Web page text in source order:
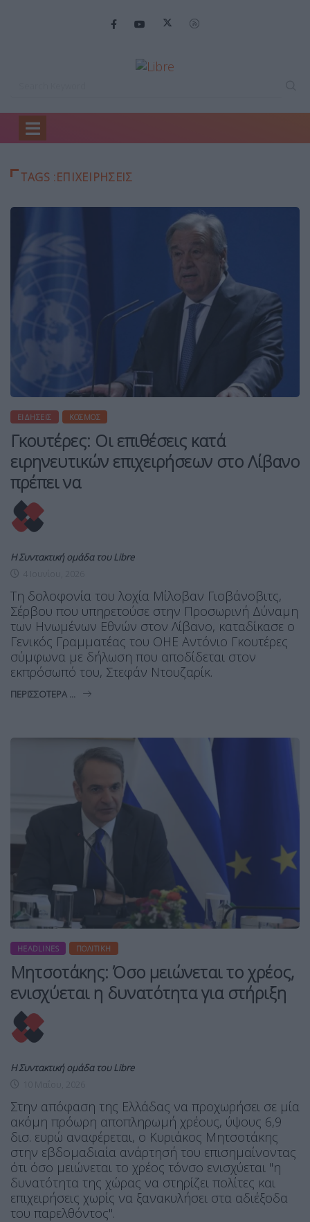
Home
TAGS :ΕΠΙΧΕΙΡΗΣΕΙΣ
ΕΙΔΉΣΕΙΣ ΚΌΣΜΟΣ
Γκουτέρες: Οι επιθέσεις κατά
ειρηνευτικών επιχειρήσεων στο Λίβανο
πρέπει να
Η Συντακτική ομάδα του Libre
Τη δολοφονία του λοχία Μίλοβαν Γιοβάνοβιτς,
Σέρβου που υπηρετούσε στην Προσωρινή Δύναμη
των Ηνωμένων Εθνών στον Λίβανο, καταδίκασε ο
Γενικός Γραμματέας του ΟΗΕ Αντόνιο Γκουτέρες
σύμφωνα με δήλωση που αποδίδεται στον
εκπρόσωπό του, Στεφάν Ντουζαρίκ.
ΠΕΡΙΣΣΌΤΕΡΑ ...
HEADLINES ΠΟΛΙΤΙΚΉ
Μητσοτάκης: Όσο μειώνεται το χρέος,
ενισχύεται η δυνατότητα για στήριξη
Η Συντακτική ομάδα του Libre
Στην απόφαση της Ελλάδας να προχωρήσει σε μία
ακόμη πρόωρη αποπληρωμή χρέους, ύψους 6,9
δισ. ευρώ αναφέρεται, ο Κυριάκος Μητσοτάκης
στην εβδομαδιαία ανάρτησή του επισημαίνοντας
ότι όσο μειώνεται το χρέος τόνσο ενισχύεται "η
δυνατότητα της χώρας να στηρίζει πολίτες και
επιχειρήσεις χωρίς να ξανακυλήσει στα αδιέξοδα
του παρελθόντος".